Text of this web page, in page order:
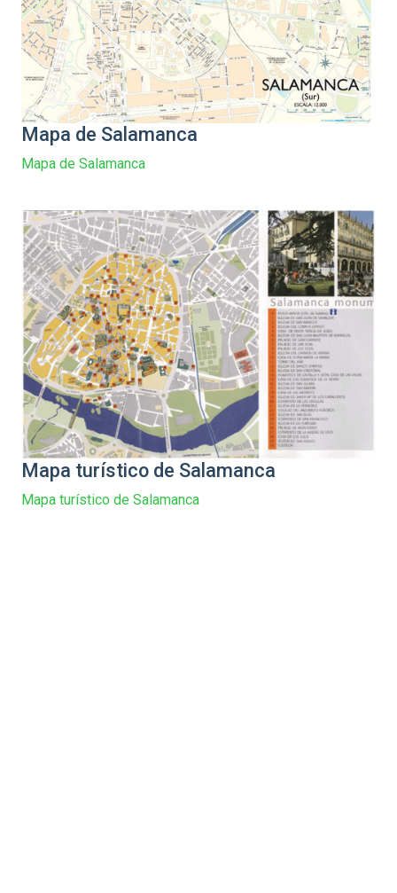
Mapa de Salamanca
Mapa de Salamanca
Mapa turístico de Salamanca
Mapa turístico de Salamanca